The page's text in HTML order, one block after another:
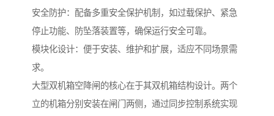
安全防护：配备多重安全保护机制，如过载保护、紧急
停止功能、防坠落装置等，确保运行安全可靠。
模块化设计：便于安装、维护和扩展，适应不同场景需
求。
大型双机箱空降闸的核心在于其双机箱结构设计。两个
立的机箱分别安装在闸门两侧，通过同步控制系统实现